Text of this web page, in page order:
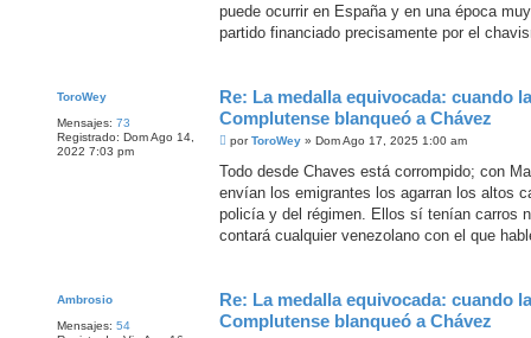
a
j
puede ocurrir en España y en una época
partido financiado precisamente por el
ToroWey
Mensajes: 73
Registrado: Dom Ago 14,
2022 7:03 pm
Re: La medalla equivocada: cuando la
Complutense blanqueó a Chávez
M
n
a
j
porToroWey» Dom Ago 17, 2025 1:00 am
Todo desde Chaves está corrompido; con
envían los emigrantes los agarran los altos
policía y del régimen. Ellos sí tenían carros
contará cualquier venezolano con el que
Ambrosio
Mensajes: 54
Re: La medalla equivocada: cuando la
Complutense blanqueó a Chávez